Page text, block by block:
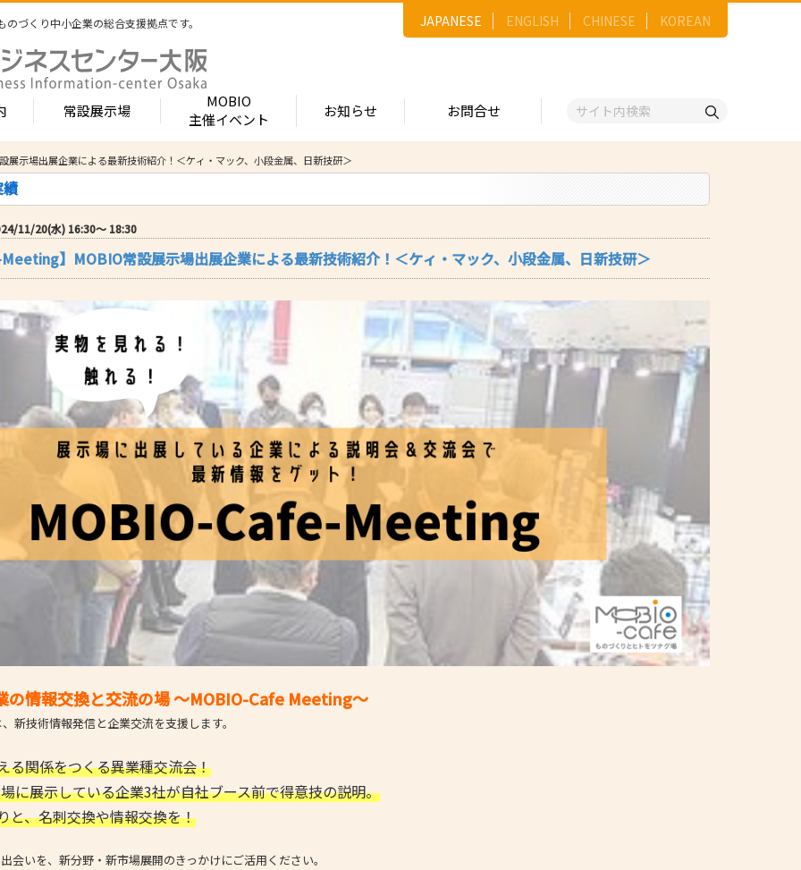
のづくり中小企業の総合支援拠点です。 JAPANESE ENGLISH CHINESE KOREAN
- 展示・商談会
- 大阪ものづくり企業ナビ
- MOBIO主催イベント
- ものづくりイノベーション支援
- 大規模展示商談会活用事業（出展支援事業）
- 大阪ものづくり優良企業賞
- 大阪製ブランド認定制度
- 大阪の伝統工芸品
- 大阪ものづくり企業 海外拠点リスト
MOBIOとは
- MOBIOの4つの戦略
- オープンファクトリー
- ものづくり中小企業検索
- 街パビOSAKA
- リボーンチャレンジ・ショーケース
（万博場外展示事業）
-北館-
展示企業五十音順一覧）
のご案内
ュベートルーム）
-南館-
常設展示場
常設展示場
- MOBIO 常設展示場
視察見学について
展示場出展について
出展のメリット
出展するには？
よくある質問
出展企業の声
出展企業紹介
- 出展企業カテゴリー一覧
出展企業一覧（五十音順）
- 業種から探す（出展企業）
化学・樹脂
生活関連等
MOBIO
主催イベント
お知らせ お問合せ
示場出展企業による最新技術紹介！＜ケィ・マック、小段金属、日新技研＞
11/20(水) 16:30〜 18:30
】MOBIO常設展示場出展企業による最新技術紹介！＜ケィ・マック、小段金属、日新技研＞
の情報交換と交流の場 ～MOBIO-Cafe Meeting～
新技術情報発信と企業交流を支援します。
る関係をつくる異業種交流会！
に展示している企業3社が自社ブース前で得意技の説明。
と、名刺交換や情報交換を！
会いを、新分野・新市場展開のきっかけにご活用ください。